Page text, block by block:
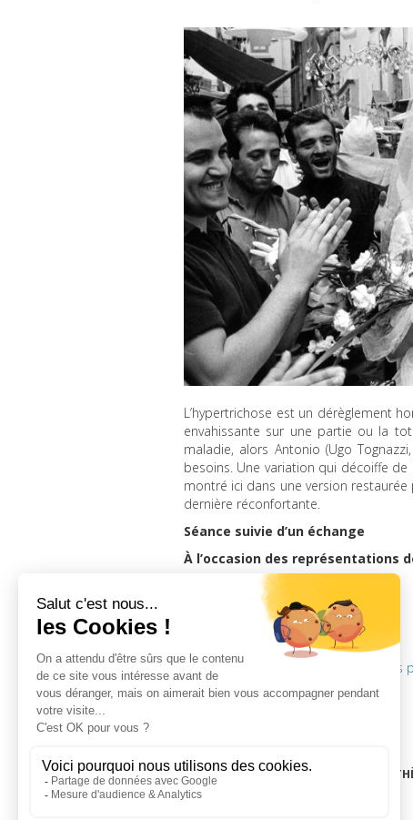
L’hypertrichose est un dérèglement
envahissante sur une partie ou la
maladie, alors Antonio (Ugo
besoins. Une variation qui décoiffe
montré ici dans une version restaurée
dernière réconfortante.
Séance suivie d’un échange
À l’occasion des représentations
mardi 16 avril 2019, 20h30 Infos
LA